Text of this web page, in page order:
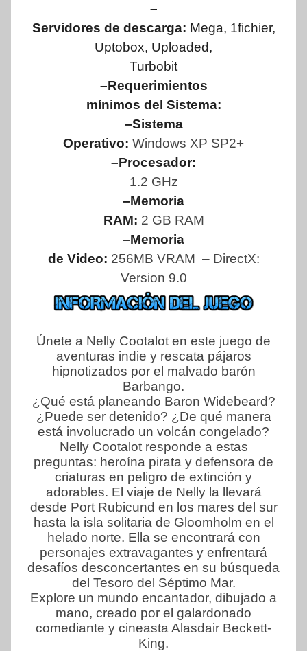
–
Servidores de descarga: Mega, 1fichier,
Uptobox, Uploaded,
Turbobit
–Requerimientos
mínimos del Sistema:
–Sistema
Operativo: Windows XP SP2+
–Procesador:
1.2 GHz
–Memoria
RAM: 2 GB RAM
–Memoria
de Video: 256MB VRAM – DirectX:
Version 9.0
Únete a Nelly Cootalot en este juego de
aventuras indie y rescata pájaros
hipnotizados por el malvado barón
Barbango.
¿Qué está planeando Baron Widebeard?
¿Puede ser detenido? ¿De qué manera
está involucrado un volcán congelado?
Nelly Cootalot responde a estas
preguntas: heroína pirata y defensora de
criaturas en peligro de extinción y
adorables. El viaje de Nelly la llevará
desde Port Rubicund en los mares del sur
hasta la isla solitaria de Gloomholm en el
helado norte. Ella se encontrará con
personajes extravagantes y enfrentará
desafíos desconcertantes en su búsqueda
del Tesoro del Séptimo Mar.
Explore un mundo encantador, dibujado a
mano, creado por el galardonado
comediante y cineasta Alasdair Beckett-
King.